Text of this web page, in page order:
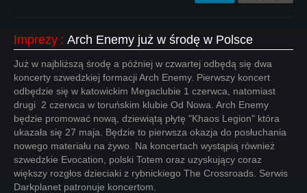
Imprezy : Arch Enemy już w środę w Polsce
Już w najbliższą środę a później w czwartej odbędą się dwa
koncerty szwedzkiej formacji Arch Enemy. Pierwszy koncert
odbędzie się w katowickim Megaclubie 1 czerwca, natomiast
drugi 2 czerwca w toruńskim klubie Od Nowa. Arch Enemy
będzie promować nową, dziewiątą płytę "Khaos Legion" która
ukazała się 27 maja. Będzie to pierwsza okazja do posłuchania
nowego materiału na żywo. Na koncertach wystąpią również
szwedzkie Evocation, polski Totem oraz uzyskujący coraz
większy rozgłos dzieciaki z rybnickiego The Crossroads. Serwis
Darkplanet patronuje koncertom.